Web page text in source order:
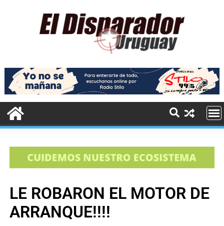
LE ROBARON EL MOTOR DE
ARRANQUE!!!!